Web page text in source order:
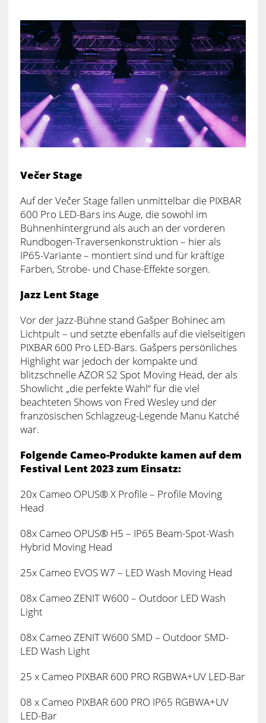
Večer Stage
Auf der Večer Stage fallen unmittelbar die PIXBAR
600 Pro LED-Bars ins Auge, die sowohl im
Bühnenhintergrund als auch an der vorderen
Rundbogen-Traversenkonstruktion – hier als
IP65-Variante – montiert sind und für kräftige
Farben, Strobe- und Chase-Effekte sorgen.
Jazz Lent Stage
Vor der Jazz-Bühne stand Gašper Bohinec am
Lichtpult – und setzte ebenfalls auf die vielseitigen
PIXBAR 600 Pro LED-Bars. Gašpers persönliches
Highlight war jedoch der kompakte und
blitzschnelle AZOR S2 Spot Moving Head, der als
Showlicht „die perfekte Wahl“ für die viel
beachteten Shows von Fred Wesley und der
französischen Schlagzeug-Legende Manu Katché
war.
Folgende Cameo-Produkte kamen auf dem
Festival Lent 2023 zum Einsatz:
20x Cameo OPUS® X Profile – Profile Moving
Head
08x Cameo OPUS® H5 – IP65 Beam-Spot-Wash
Hybrid Moving Head
25x Cameo EVOS W7 – LED Wash Moving Head
08x Cameo ZENIT W600 – Outdoor LED Wash
Light
08x Cameo ZENIT W600 SMD – Outdoor SMD-
LED Wash Light
25 x Cameo PIXBAR 600 PRO RGBWA+UV LED-Bar
08 x Cameo PIXBAR 600 PRO IP65 RGBWA+UV
LED-Bar